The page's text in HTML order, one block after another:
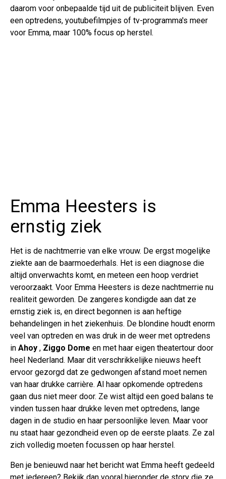
daarom voor onbepaalde tijd uit de publiciteit blijven. Even
een optredens, youtubefilmpjes of tv-programma's meer
voor Emma, maar 100% focus op herstel.
Emma Heesters is
ernstig ziek
Het is de nachtmerrie van elke vrouw. De ergst mogelijke
ziekte aan de baarmoederhals. Het is een diagnose die
altijd onverwachts komt, en meteen een hoop verdriet
veroorzaakt. Voor Emma Heesters is deze nachtmerrie nu
realiteit geworden. De zangeres kondigde aan dat ze
ernstig ziek is, en direct begonnen is aan heftige
behandelingen in het ziekenhuis. De blondine houdt enorm
veel van optreden en was druk in de weer met optredens
in Ahoy , Ziggo Dome en met haar eigen theatertour door
heel Nederland. Maar dit verschrikkelijke nieuws heeft
ervoor gezorgd dat ze gedwongen afstand moet nemen
van haar drukke carrière. Al haar opkomende optredens
gaan dus niet meer door. Ze wist altijd een goed balans te
vinden tussen haar drukke leven met optredens, lange
dagen in de studio en haar persoonlijke leven. Maar voor
nu staat haar gezondheid even op de eerste plaats. Ze zal
zich volledig moeten focussen op haar herstel.
Ben je benieuwd naar het bericht wat Emma heeft gedeeld